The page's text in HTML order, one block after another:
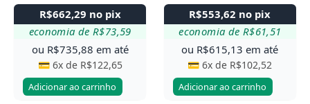
R$662,29 no pix
economia deR$73,59
ou R$735,88 em até
💳 6x de R$122,65
Adicionar ao carrinho
R$553,62 no pix
economia de R$61,51
ou R$615,13 em até
💳 6x de R$102,52
Adicionar ao carrinho